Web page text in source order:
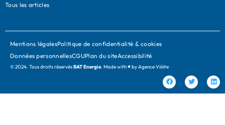
Tous les articles
Mentions légalesPolitique de confidentialité & cookies
Données personnellesCGUPlan du siteAccessibilité
© 2024. Tous droits réservésBAT Energie. Made with ♥ byAgence Viiiiite